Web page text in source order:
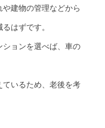
建物の管理などから
はずです。
ションを選べば、車の
いるため、老後を考